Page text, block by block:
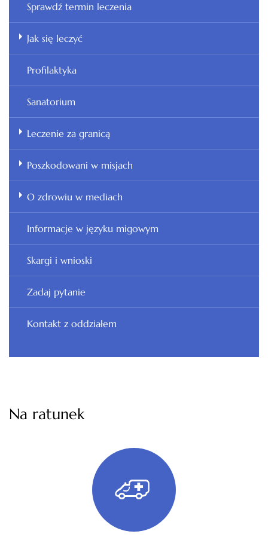
Sprawdź termin leczenia
Jak się leczyć
Profilaktyka
Sanatorium
Leczenie za granicą
Poszkodowani w misjach
O zdrowiu w mediach
Informacje w języku migowym
Skargi i wnioski
Zadaj pytanie
Kontakt z oddziałem
Na ratunek